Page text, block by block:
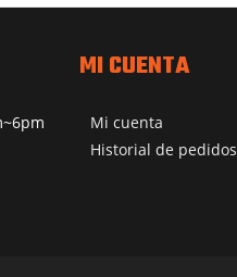
MI CUENTA
Mi cuenta
Historial de pedidos